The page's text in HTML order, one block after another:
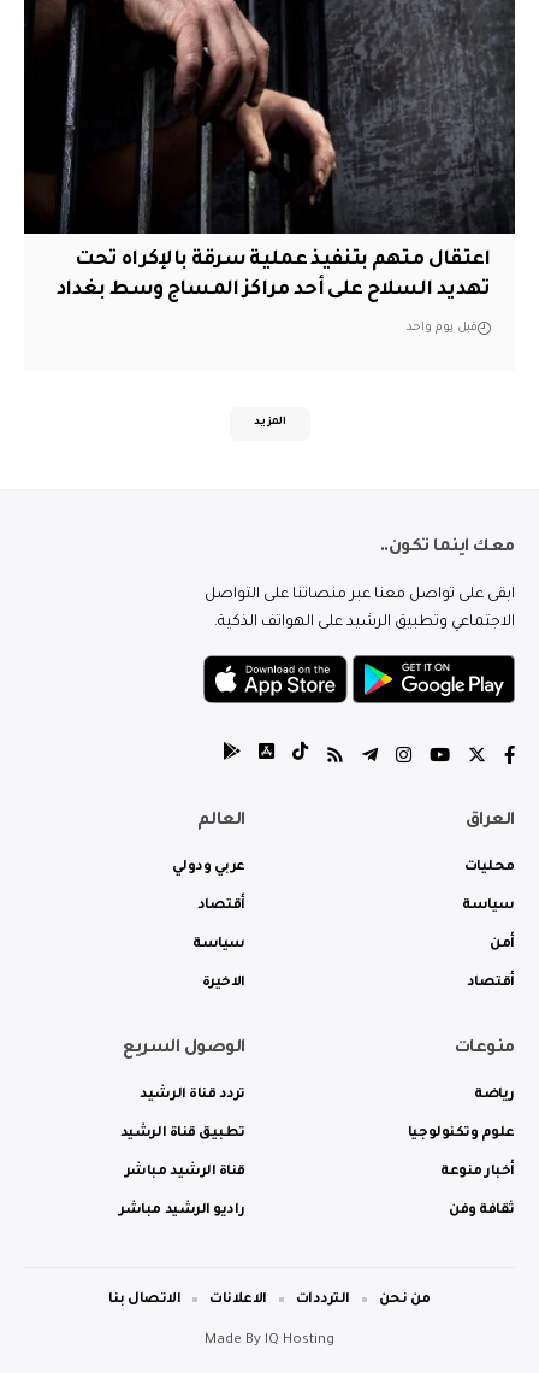
اعتقال متهم بتنفيذ عملية سرقة بالإكراه تحت
تهديد السلاح على أحد مراكز المساج وسط بغداد
قبل يوم واحد
المزيد
معك اينما تكون..
ابقى على تواصل معنا عبر منصاتنا على التواصل
الاجتماعي وتطبيق الرشيد على الهواتف الذكية.
العراق
محليات
سياسة
أمن
أقتصاد
العالم
عربي ودولي
أقتصاد
سياسة
الاخيرة
منوعات
رياضة
علوم وتكنولوجيا
أخبار منوعة
ثقافة وفن
الوصول السريع
تردد قناة الرشيد
تطبيق قناة الرشيد
قناة الرشيد مباشر
راديو الرشيد مباشر
Made By IQ Hosting
من نحن الترددات الاعلانات الاتصال بنا